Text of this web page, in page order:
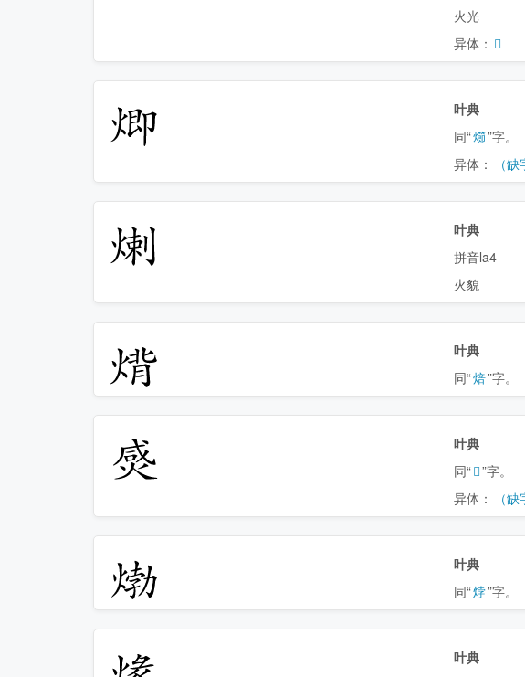
火光
异体： 𤎃
𤊵
叶典
同“㸅”字。
异体：
（缺
𤊶
叶典
拼音la4
火貌
𤊷
叶典
同“焙”字。
𤊸
叶典
同“𤉹”字。
异体：
（缺
𤊹
叶典
同“㶿”字。
𤊺
叶典